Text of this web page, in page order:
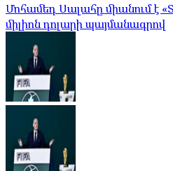
Մոհամեդ Սալահը միանում է
միլիոն դոլարի պայմանագրով